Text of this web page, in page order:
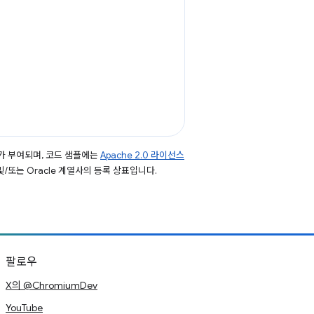
부여되며, 코드 샘플에는 Apache 2.0 라이선스
또는 Oracle 계열사의 등록 상표입니다.
팔로우
X의 @ChromiumDev
YouTube